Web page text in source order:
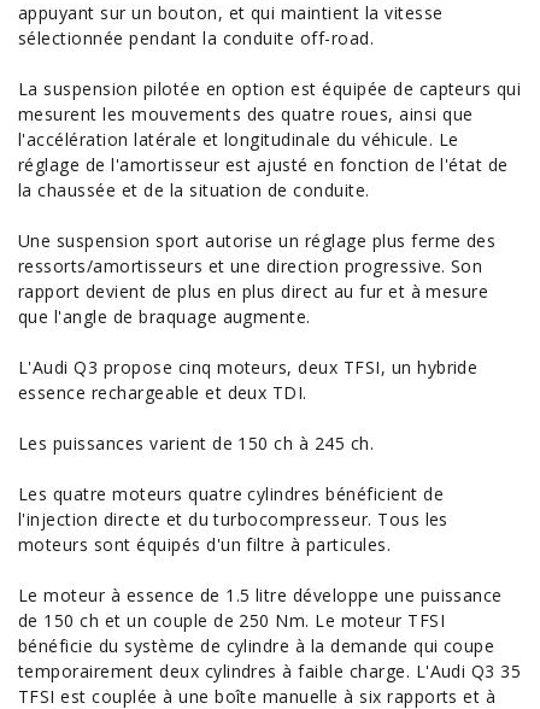
appuyant sur un bouton, et qui maintient la vitesse
sélectionnée pendant la conduite off-road.
La suspension pilotée en option est équipée de capteurs qui
mesurent les mouvements des quatre roues, ainsi que
l'accélération latérale et longitudinale du véhicule. Le
réglage de l'amortisseur est ajusté en fonction de l'état de
la chaussée et de la situation de conduite.
Une suspension sport autorise un réglage plus ferme des
ressorts/amortisseurs et une direction progressive. Son
rapport devient de plus en plus direct au fur et à mesure
que l'angle de braquage augmente.
L'Audi Q3 propose cinq moteurs, deux TFSI, un hybride
essence rechargeable et deux TDI.
Les puissances varient de 150 ch à 245 ch.
Les quatre moteurs quatre cylindres bénéficient de
l'injection directe et du turbocompresseur. Tous les
moteurs sont équipés d'unfiltre à particules.
Le moteur à essence de 1.5 litre développe une puissance
de 150 ch et un couple de 250 Nm. Le moteur TFSI
bénéficie du système de cylindre à la demande quicoupe
temporairement deux cylindres à faible charge. L'Audi Q3 35
TFSI est couplée à une boîte manuelle à six rapports et à